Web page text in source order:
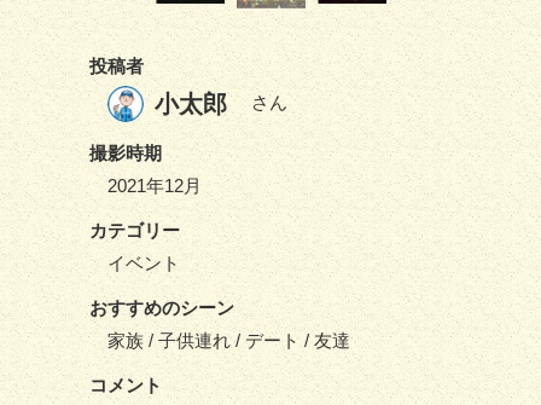
投稿者
小太郎 さん
撮影時期
2021年12月
カテゴリー
イベント
おすすめのシーン
家族 / 子供連れ / デート / 友達
コメント